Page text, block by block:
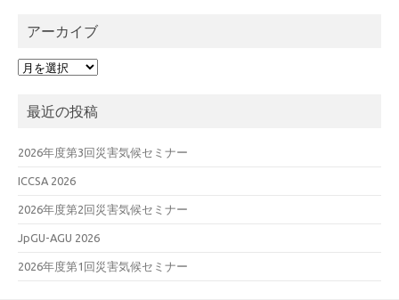
アーカイブ
ア
イ最近の投稿
2026年度第3回災害気候セミナー
ICCSA 2026
2026年度第2回災害気候セミナー
JpGU-AGU 2026
2026年度第1回災害気候セミナー